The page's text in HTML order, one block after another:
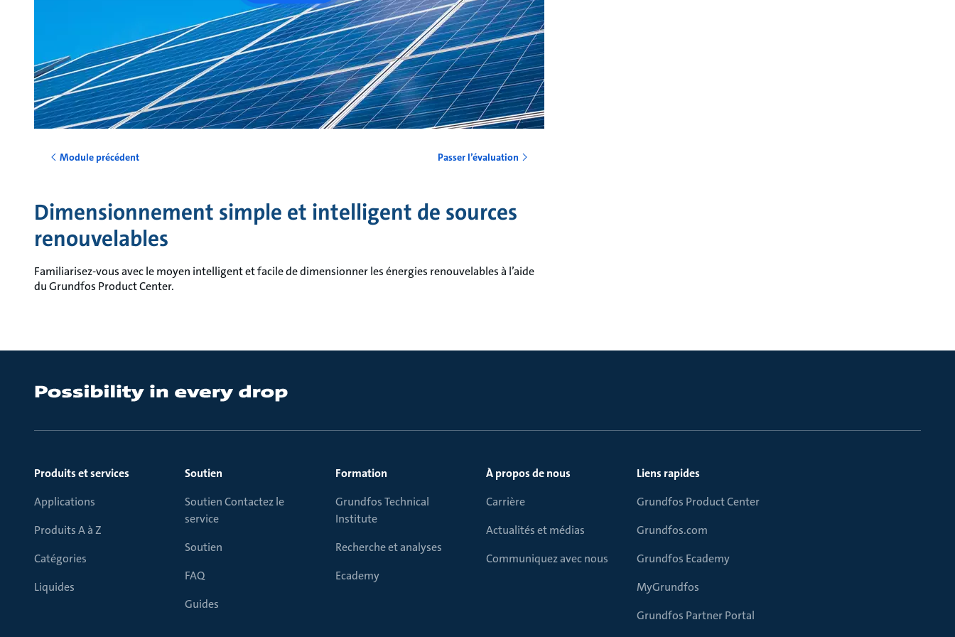
Module précédent Passer l’évaluation
Dimensionnement simple et intelligent de sources
renouvelables
Familiarisez-vous avec le moyen intelligent et facile de dimensionner les énergies renouvelables à l’aide
du Grundfos Product Center.
Produits et services
Applications
Produits A à Z
Catégories
Liquides
Soutien
Soutien Contactez le
service
Soutien
FAQ
Guides
Formation
Grundfos Technical
Institute
Recherche et analyses
Ecademy
À propos de nous
Carrière
Actualités et médias
Communiquez avec nous
Liens rapides
Grundfos Product Center
Grundfos.com
Grundfos Ecademy
MyGrundfos
Grundfos Partner Portal